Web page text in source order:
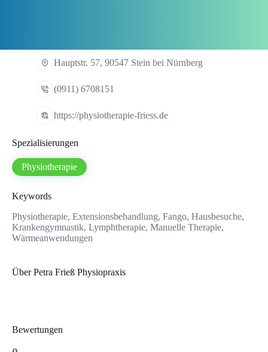
Hauptstr. 57, 90547 Stein bei Nürnberg
(0911) 6708151
https://physiotherapie-friess.de
Spezialisierungen
Physiotherapie
Keywords
Physiotherapie, Extensionsbehandlung, Fango, Hausbesuche,
Krankengymnastik, Lymphtherapie, Manuelle Therapie,
Wärmeanwendungen
Über Petra Frieß Physiopraxis
Bewertungen